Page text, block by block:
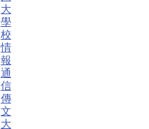
大
學
校
情
報
通
信
傳
文
大